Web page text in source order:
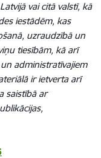
vai citā valstī, kā
iestādēm, kas
uzraudzībā un
tiesībām, kā arī
administratīvajiem
ir ietverta arī
saistībā ar